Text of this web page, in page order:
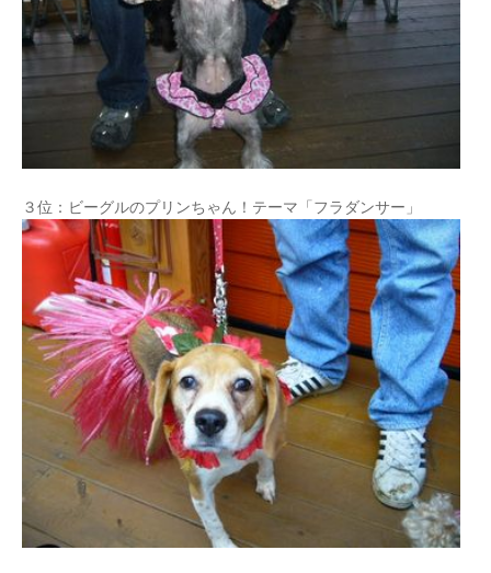
３位：ビーグルのプリンちゃん！テーマ「フラダンサー」